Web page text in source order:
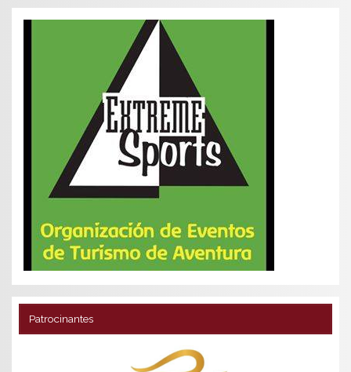
Patrocinantes